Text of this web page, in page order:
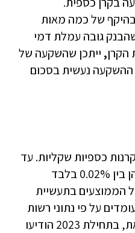
בהיקף של כמה מאות
גובה עמלת דמי
הקרן, ייתכן שהשקעה של
ההשקעה נעשית בסכום
כאמור, בישראל פועלות 16 קרנות כספיות שקליות. עד
סוף 2022 נעו דמי הניהול בהן בין 0.02% בלבד
הממוצעים בתעשיית
על פי נתוני רשות
ניירות ערך על 0.68%. עם זאת, בתחילת 2023 הודיעו